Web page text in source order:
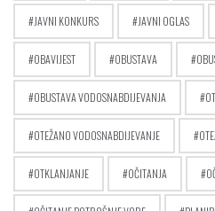
JAVNI KONKURS JAVNI OGLAS
OBAVIJEST OBUSTAVA
OBUSTAVA VODOSNABDIJEVANJA
OTEŽANO VODOSNABDIJEVANJE
OTKLANJANJE OČITANJA